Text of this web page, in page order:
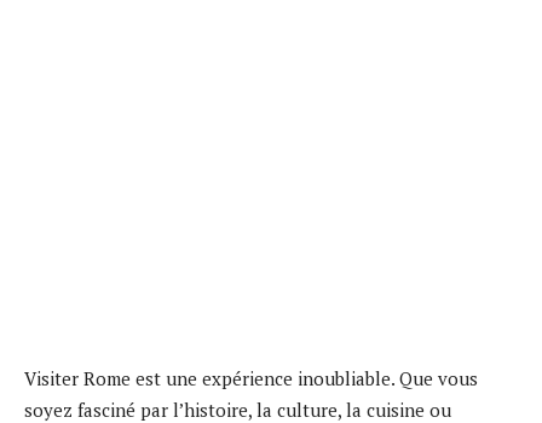
Visiter Rome est une expérience inoubliable. Que vous
soyez fasciné par l’histoire, la culture, la cuisine ou